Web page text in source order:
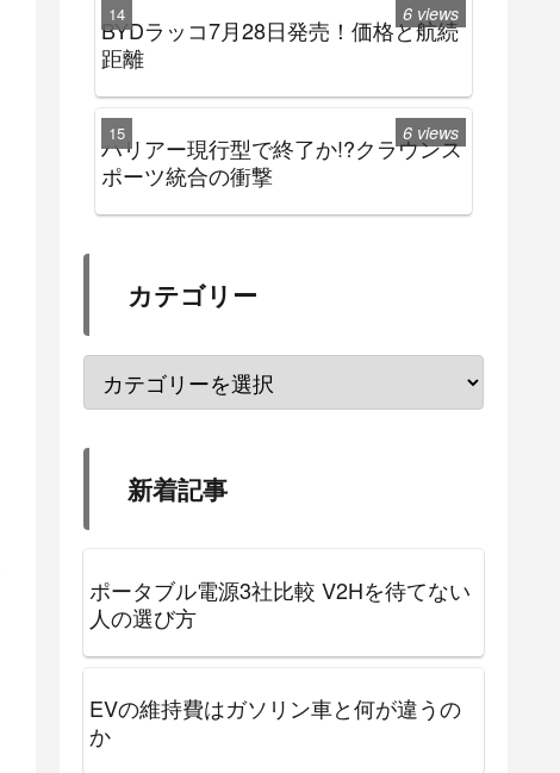
BYDラッコ7月28日発売！価格と航続
距離
6 views
ハリアー現行型で終了か!?クラウンス
ポーツ統合の衝撃
6 views
カテゴリー
新着記事
ポータブル電源3社比較 V2Hを待てない
人の選び方
EVの維持費はガソリン車と何が違うの
か